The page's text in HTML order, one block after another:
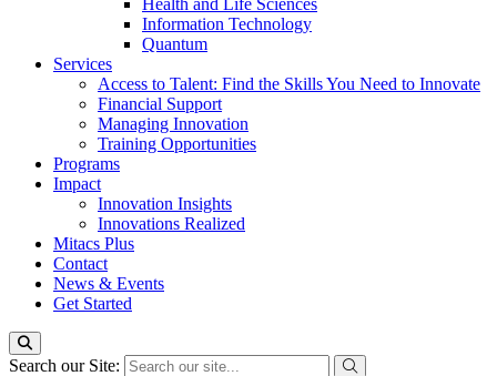
Health and Life Sciences
Information Technology
Quantum
Services
Access to Talent: Find the Skills You Need to Innovate
Financial Support
Managing Innovation
Training Opportunities
Programs
Impact
Innovation Insights
Innovations Realized
Mitacs Plus
Contact
News & Events
Get Started
Search our Site: